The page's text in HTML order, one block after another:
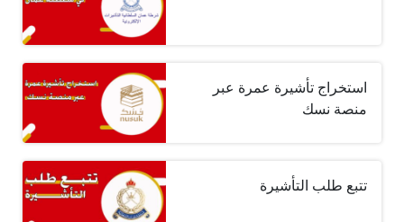
استخراج تأشيرة عمرة عبر
منصة نسك
تتبع طلب التأشيرة